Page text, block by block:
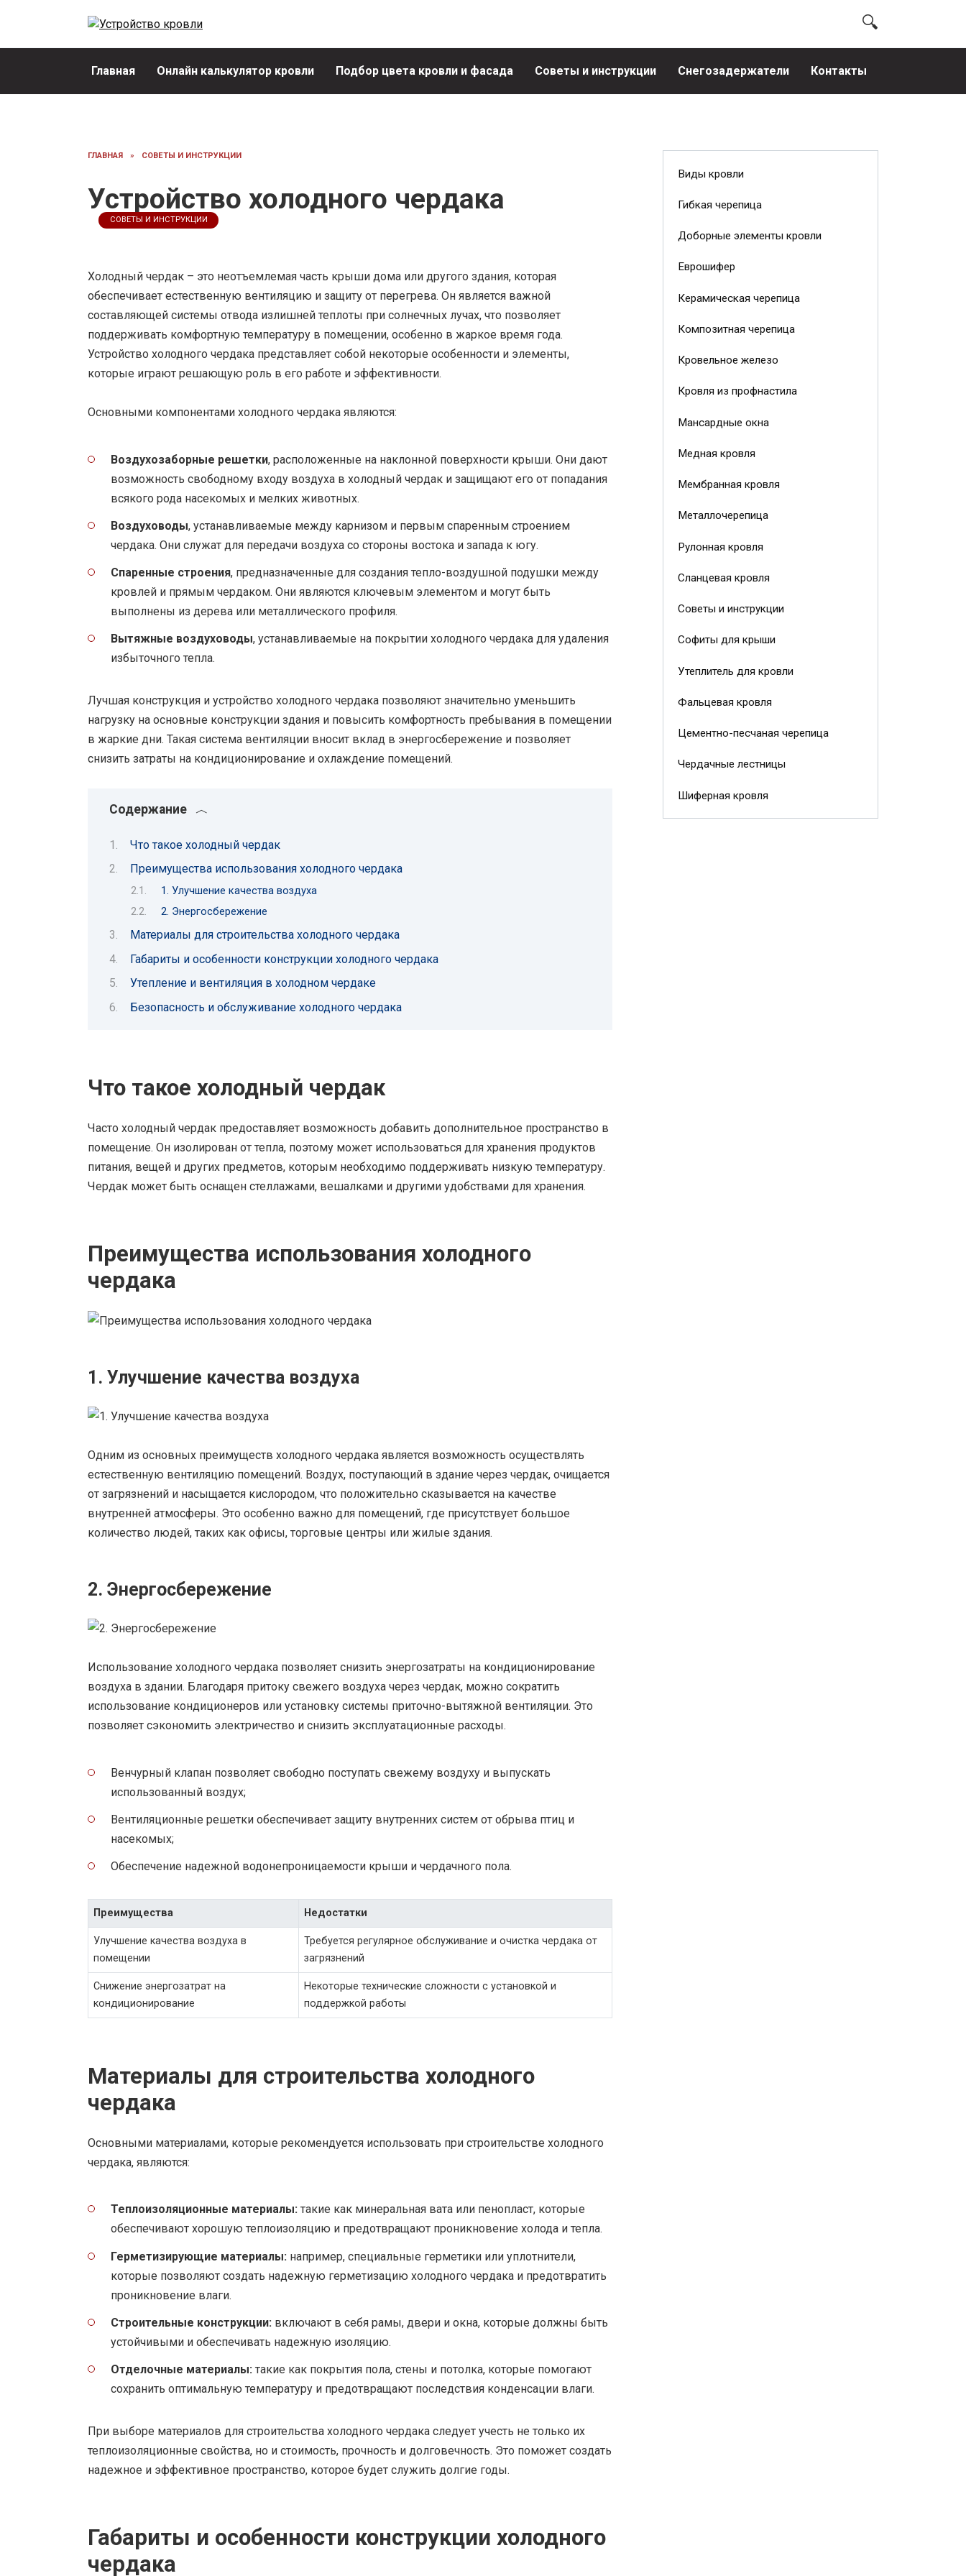
Главная Онлайн калькулятор кровли Подбор цвета кровли и фасада Советы и инструкции Снегозадержатели Контакты
ГЛАВНАЯ » СОВЕТЫ И ИНСТРУКЦИИ
Устройство холодного чердака
СОВЕТЫ И ИНСТРУКЦИИ
Холодный чердак – это неотъемлемая часть крыши дома или другого здания, которая
обеспечивает естественную вентиляцию и защиту от перегрева. Он является важной
составляющей системы отвода излишней теплоты при солнечных лучах, что позволяет
поддерживать комфортную температуру в помещении, особенно в жаркое время года.
Устройство холодного чердака представляет собой некоторые особенности и элементы,
которые играют решающую роль в его работе и эффективности.
Основными компонентами холодного чердака являются:
Воздухозаборные решетки, расположенные на наклонной поверхности крыши. Они дают
возможность свободному входу воздуха в холодный чердак и защищают его от попадания
всякого рода насекомых и мелких животных.
Воздуховоды, устанавливаемые между карнизом и первым спаренным строением
чердака. Они служат для передачи воздуха со стороны востока и запада к югу.
Спаренные строения, предназначенные для создания тепло-воздушной подушки между
кровлей и прямым чердаком. Они являются ключевым элементом и могут быть
выполнены из дерева или металлического профиля.
Вытяжные воздуховоды, устанавливаемые на покрытии холодного чердака для удаления
избыточного тепла.
Лучшая конструкция и устройство холодного чердака позволяют значительно уменьшить
нагрузку на основные конструкции здания и повысить комфортность пребывания в помещении
в жаркие дни. Такая система вентиляции вносит вклад в энергосбережение и позволяет
снизить затраты на кондиционирование и охлаждение помещений.
Содержание
Что такое холодный чердак
Преимущества использования холодного чердака
1. Улучшение качества воздуха
2. Энергосбережение
Материалы для строительства холодного чердака
Габариты и особенности конструкции холодного чердака
Утепление и вентиляция в холодном чердаке
Безопасность и обслуживание холодного чердака
Что такое холодный чердак
Часто холодный чердак предоставляет возможность добавить дополнительное пространство в
помещение. Он изолирован от тепла, поэтому может использоваться для хранения продуктов
питания, вещей и других предметов, которым необходимо поддерживать низкую температуру.
Чердак может быть оснащен стеллажами, вешалками и другими удобствами для хранения.
Преимущества использования холодного
чердака
1. Улучшение качества воздуха
Одним из основных преимуществ холодного чердака является возможность осуществлять
естественную вентиляцию помещений. Воздух, поступающий в здание через чердак, очищается
от загрязнений и насыщается кислородом, что положительно сказывается на качестве
внутренней атмосферы. Это особенно важно для помещений, где присутствует большое
количество людей, таких как офисы, торговые центры или жилые здания.
2. Энергосбережение
Использование холодного чердака позволяет снизить энергозатраты на кондиционирование
воздуха в здании. Благодаря притоку свежего воздуха через чердак, можно сократить
использование кондиционеров или установку системы приточно-вытяжной вентиляции. Это
позволяет сэкономить электричество и снизить эксплуатационные расходы.
Венчурный клапан позволяет свободно поступать свежему воздуху и выпускать
использованный воздух;
Вентиляционные решетки обеспечивает защиту внутренних систем от обрыва птиц и
насекомых;
Обеспечение надежной водонепроницаемости крыши и чердачного пола.
Преимущества Недостатки
Улучшение качества воздуха в
помещении
Требуется регулярное обслуживание и очистка чердака от
загрязнений
Снижение энергозатрат на
кондиционирование
Некоторые технические сложности с установкой и
поддержкой работы
Материалы для строительства холодного
чердака
Основными материалами, которые рекомендуется использовать при строительстве холодного
чердака, являются:
Теплоизоляционные материалы: такие как минеральная вата или пенопласт, которые
обеспечивают хорошую теплоизоляцию и предотвращают проникновение холода и тепла.
Герметизирующие материалы: например, специальные герметики или уплотнители,
которые позволяют создать надежную герметизацию холодного чердака и предотвратить
проникновение влаги.
Строительные конструкции: включают в себя рамы, двери и окна, которые должны быть
устойчивыми и обеспечивать надежную изоляцию.
Отделочные материалы: такие как покрытия пола, стены и потолка, которые помогают
сохранить оптимальную температуру и предотвращают последствия конденсации влаги.
При выборе материалов для строительства холодного чердака следует учесть не только их
теплоизоляционные свойства, но и стоимость, прочность и долговечность. Это поможет создать
надежное и эффективное пространство, которое будет служить долгие годы.
Габариты и особенности конструкции холодного
чердака
Виды кровли
Гибкая черепица
Доборные элементы кровли
Еврошифер
Керамическая черепица
Композитная черепица
Кровельное железо
Кровля из профнастила
Мансардные окна
Медная кровля
Мембранная кровля
Металлочерепица
Рулонная кровля
Сланцевая кровля
Советы и инструкции
Софиты для крыши
Утеплитель для кровли
Фальцевая кровля
Цементно-песчаная черепица
Чердачные лестницы
Шиферная кровля